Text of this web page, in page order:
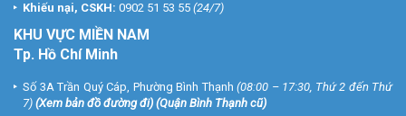
Khiếu nại, CSKH: 0902 51 53 55 (24/7)
KHU VỰC MIỀN NAM
Tp. Hồ Chí Minh
Số 3A Trần Quý Cáp, Phường Bình Thạnh (08:00 – 17:30, Thứ 2 đến Thứ
7) (Xem bản đồ đường đi) (Quận Bình Thạnh cũ)